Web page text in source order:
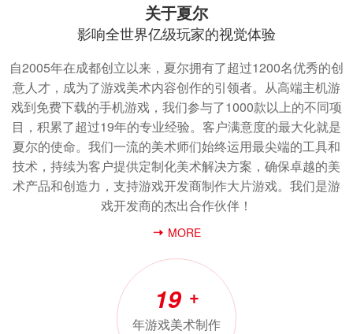
关于夏尔
影响全世界亿级玩家的视觉体验
自2005年在成都创立以来，夏尔拥有了超过1200名优秀的创
意人才，成为了游戏美术内容创作的引领者。从高端主机游
戏到免费下载的手机游戏，我们参与了1000款以上的不同项
目，积累了超过19年的专业经验。客户满意度的最大化就是
夏尔的使命。我们一流的美术师们始终运用最尖端的工具和
技术，持续为客户提供定制化美术解决方案，确保卓越的美
术产品和创造力，支持游戏开发商制作大片游戏。我们是游
戏开发商的杰出合作伙伴！
MORE
19 +
年游戏美术制作